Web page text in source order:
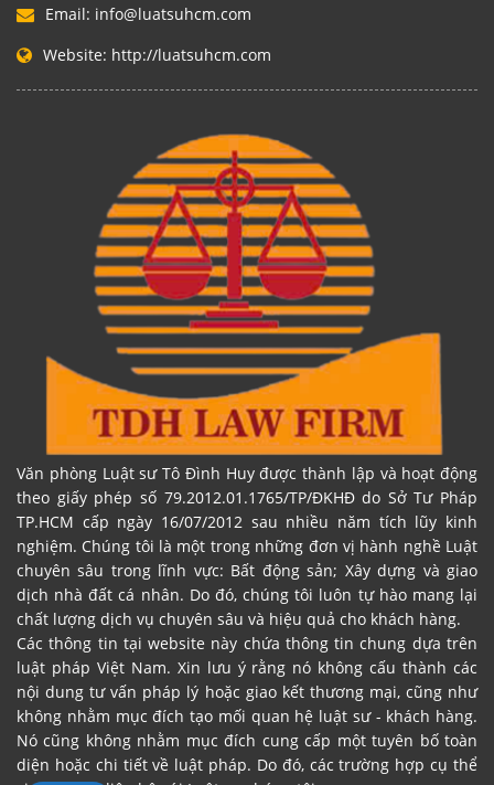
Email: info@luatsuhcm.com
Website: http://luatsuhcm.com
Văn phòng Luật sư Tô Đình Huy được thành lập và hoạt động
theo giấy phép số 79.2012.01.1765/TP/ĐKHĐ do Sở Tư Pháp
TP.HCM cấp ngày 16/07/2012 sau nhiều năm tích lũy kinh
nghiệm. Chúng tôi là một trong những đơn vị hành nghề Luật
chuyên sâu trong lĩnh vực: Bất động sản; Xây dựng và giao
dịch nhà đất cá nhân. Do đó, chúng tôi luôn tự hào mang lại
chất lượng dịch vụ chuyên sâu và hiệu quả cho khách hàng.
Các thông tin tại website này chứa thông tin chung dựa trên
luật pháp Việt Nam. Xin lưu ý rằng nó không cấu thành các
nội dung tư vấn pháp lý hoặc giao kết thương mại, cũng như
không nhằm mục đích tạo mối quan hệ luật sư - khách hàng.
Nó cũng không nhằm mục đích cung cấp một tuyên bố toàn
diện hoặc chi tiết về luật pháp. Do đó, các trường hợp cụ thể